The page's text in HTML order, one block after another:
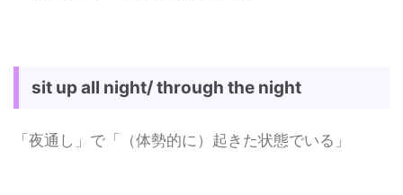
sit up all night/ through the night
「夜通し」で「（体勢的に）起きた状態でいる」